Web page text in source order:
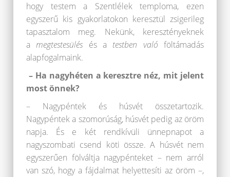
hogy testem a Szentlélek temploma, ezen
egyszerű kis gyakorlatokon keresztül zsigerileg
tapasztalom meg. Nekünk, keresztényeknek
amegtestesülés és a testben való föltámadás
alapfogalmaink.
– Ha nagyhéten a keresztre néz, mit jelent
most önnek?
– Nagypéntek és húsvét összetartozik.
Nagypéntek a szomorúság, húsvét pedig az öröm
napja. És e két rendkívüli ünnepnapot a
nagyszombati csend köti össze. A húsvét nem
egyszerűen fölváltja nagypénteket – nem arról
van szó, hogy a fájdalmat helyettesíti az öröm –,